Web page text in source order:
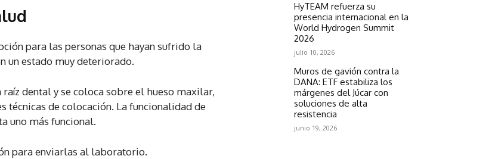
para las personas que hayan sufrido la
un estado muy deteriorado.
dental y se coloca sobre el hueso maxilar,
de colocación. La funcionalidad de
uno más funcional.
para enviarlas al laboratorio.
HyTEAM refuerza su
presencia internacional en la
World Hydrogen Summit
2026
julio 10, 2026
Muros de gavión contra la
DANA: ETF estabiliza los
márgenes del Júcar con
soluciones de alta
resistencia
junio 19, 2026